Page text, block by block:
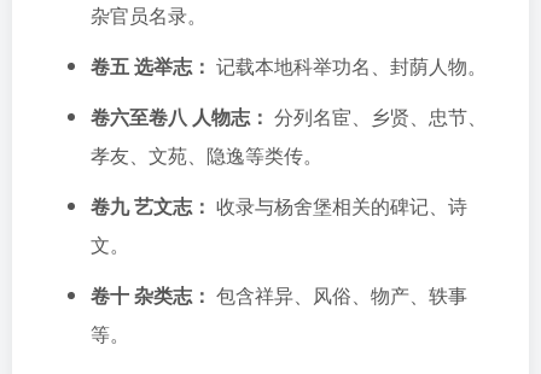
杂官员名录。
卷五 选举志： 记载本地科举功名、封荫人物。
卷六至卷八 人物志： 分列名宦、乡贤、忠节、
孝友、文苑、隐逸等类传。
卷九 艺文志： 收录与杨舍堡相关的碑记、诗
文。
卷十 杂类志： 包含祥异、风俗、物产、轶事
等。